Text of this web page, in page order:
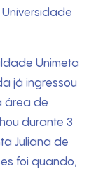
Unimeta
já ingressou
área de
durante 3
Juliana de
foi quando,